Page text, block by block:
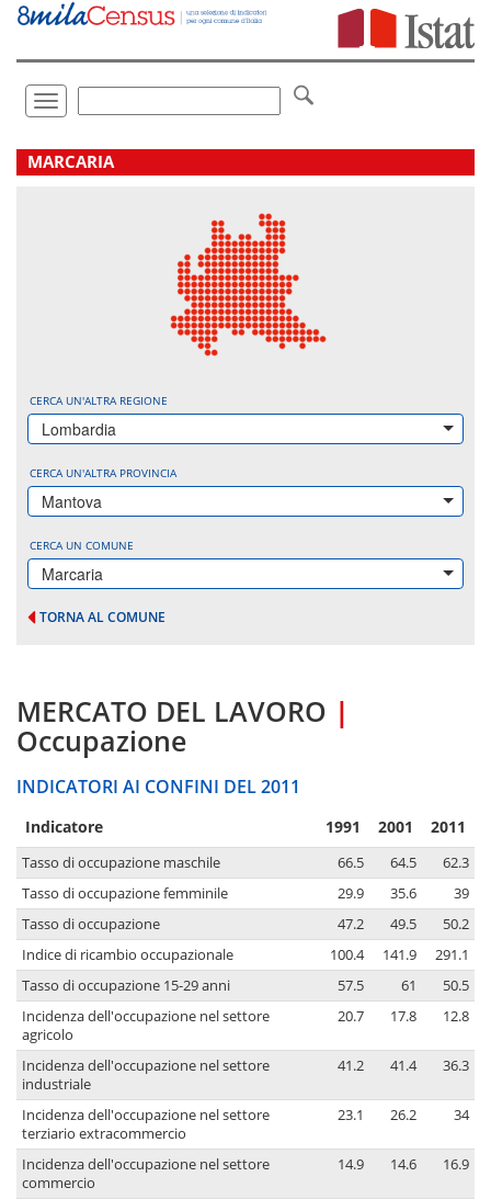
Vai
direttamente
Toggle
navigation
.
MARCARIA
CERCA UN'ALTRA REGIONE
Lombardia
CERCA UN'ALTRA PROVINCIA
Mantova
CERCA UN COMUNE
Marcaria
TORNA AL COMUNE
MERCATO DEL LAVORO |
Occupazione
INDICATORI AI CONFINI DEL 2011
Indicatore 1991 2001 2011
Tasso di occupazione maschile 66.5 64.5
62.3
Tasso di occupazione femminile
29.9 35.6
39
Tasso di occupazione
47.2 49.5
50.2
Indice di ricambio occupazionale
100.4 141.9
291.1
Tasso di occupazione 15-29 anni
57.5 61
50.5
Incidenza dell'occupazione nel settore
agricolo
20.7 17.8 12.8
Incidenza dell'occupazione nel settore
industriale
41.2 41.4 36.3
Incidenza dell'occupazione nel settore
terziario extracommercio
23.1 26.2 34
Incidenza dell'occupazione nel settore
commercio
14.9 14.6 16.9